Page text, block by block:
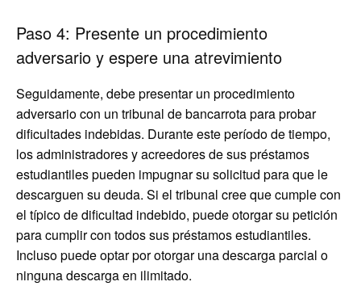
Paso 4: Presente un procedimiento
adversario y espere una atrevimiento
Seguidamente, debe presentar un procedimiento
adversario con un tribunal de bancarrota para probar
dificultades indebidas. Durante este período de tiempo,
los administradores y acreedores de sus préstamos
estudiantiles pueden impugnar su solicitud para que le
descarguen su deuda. Si el tribunal cree que cumple con
el típico de dificultad indebido, puede otorgar su petición
para cumplir con todos sus préstamos estudiantiles.
Incluso puede optar por otorgar una descarga parcial o
ninguna descarga en ilimitado.